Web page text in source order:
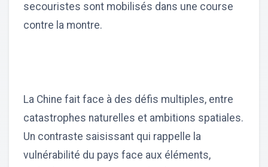
secouristes sont mobilisés dans une course
contre la montre.
La Chine fait face à des défis multiples, entre
catastrophes naturelles et ambitions spatiales.
Un contraste saisissant qui rappelle la
vulnérabilité du pays face aux éléments,